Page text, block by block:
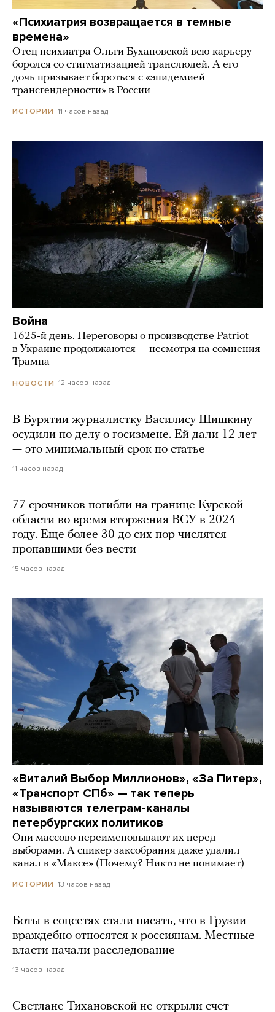
«Психиатрия возвращается в темные
времена»
Отец психиатра Ольги Бухановской всю карьеру
боролся со стигматизацией транслюдей. А его
дочь призывает бороться с «эпидемией
трансгендерности» в России
ИСТОРИИ 11 часов назад
Война
1625-й день. Переговоры о производстве Patriot
в Украине продолжаются — несмотря на сомнения
Трампа
НОВОСТИ 12 часов назад
В Бурятии журналистку Василису Шишкину
осудили по делу о госизмене. Ей дали 12 лет
— это минимальный срок по статье
11 часов назад
77 срочников погибли на границе Курской
области во время вторжения ВСУ в 2024
году. Еще более 30 до сих пор числятся
пропавшими без вести
15 часов назад
«Виталий Выбор Миллионов», «За Питер»,
«Транспорт СПб» — так теперь
называются телеграм-каналы
петербургских политиков
Они массово переименовывают их перед
выборами. А спикер заксобрания даже удалил
канал в «Максе» (Почему? Никто не понимает)
ИСТОРИИ 13 часов назад
Боты в соцсетях стали писать, что в Грузии
враждебно относятся к россиянам. Местные
власти начали расследование
13 часов назад
Светлане Тихановской не открыли счет